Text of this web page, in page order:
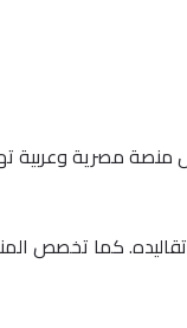
واكاديمية كتاتيب اونلاين في
كما تخصص